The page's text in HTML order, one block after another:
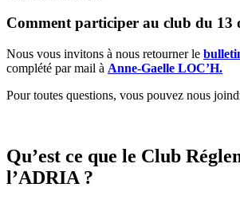
Comment participer au club du 13
Nous vous invitons à nous retourner le
complété par mail à Anne-Gaelle LOC’H.
Pour toutes questions, vous pouvez nous
Qu’est ce que le Club
l’ADRIA ?